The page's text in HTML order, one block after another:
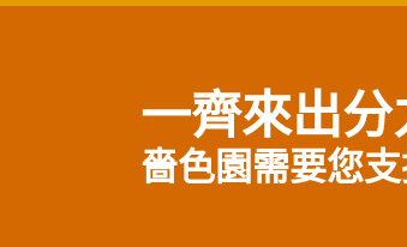
一齊來出分
嗇色園需要您